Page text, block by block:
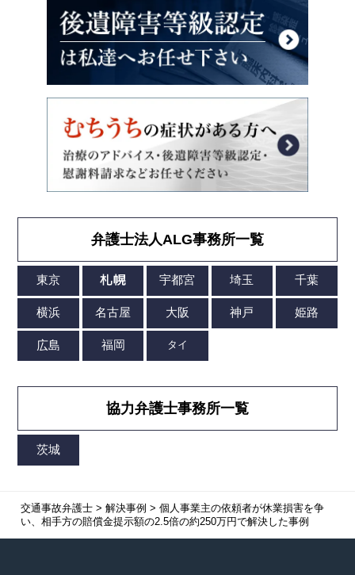
弁護士法人ALG事務所一覧
協力弁護士事務所一覧
交通事故弁護士> 解決事例 > 個人事業主の依頼者が休業損害を争
い、相手方の賠償金提示額の2.5倍の約250万円で解決した事例